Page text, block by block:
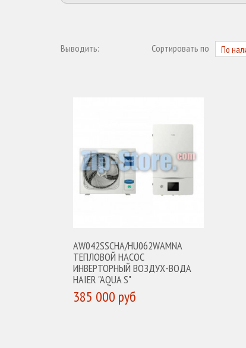
Выводить: Сортировать по
AW042SSCHA/HU062WAMNA
ТЕПЛОВОЙ НАСОС
ИНВЕРТОРНЫЙ ВОЗДУХ-ВОДА
HAIER "AQUA S"
385 000 руб